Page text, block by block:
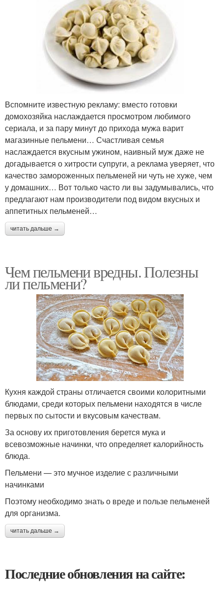
Вспомните известную рекламу: вместо готовки
домохозяйка наслаждается просмотром любимого
сериала, и за пару минут до прихода мужа варит
магазинные пельмени… Счастливая семья
наслаждается вкусным ужином, наивный муж даже не
догадывается о хитрости супруги, а реклама уверяет, что
качество замороженных пельменей ни чуть не хуже, чем
у домашних… Вот только часто ли вы задумывались, что
предлагают нам производители под видом вкусных и
аппетитных пельменей…
читать дальше →
Чем пельмени вредны. Полезны
ли пельмени?
Кухня каждой страны отличается своими колоритными
блюдами, среди которых пельмени находятся в числе
первых по сытости и вкусовым качествам.
За основу их приготовления берется мука и
всевозможные начинки, что определяет калорийность
блюда.
Пельмени — это мучное изделие с различными
начинками
Поэтому необходимо знать о вреде и пользе пельменей
для организма.
читать дальше →
Последние обновления на сайте: